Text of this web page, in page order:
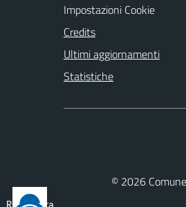
Impostazioni Cookie
Credits
Ultimi aggiornamenti
Statistiche
© 2026